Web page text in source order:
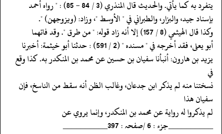
‏‏‏‏يتفرد به كما يأتي. والحديث قال المنذري (3 / 84 - 85) : " رواه أحمد
‏‏‏‏بإسناد جيد، والبزار، والطبراني في " الأوسط "، وزاد: (ويزوجهن) ".
‏‏‏‏وكذا قال الهيثمي (8 / 157) إلا أنه زاد قوله: " من طرق ". وقد فاتهما
‏‏‏‏أبو يعلى، فقد أخرجه في " مسنده " (2 / 591) : حدثنا أبو خيثمة: أخبرنا
‏‏‏‏يزيد بن هارون: أنبأنا سفيان بن حسين عن محمد بن المنكدر به. كذا وقع
في
‏‏‏‏نسختنا منه لم يذكر ابن جدعان، وغالب الظن أنه سقط من الناسخ، فإن
سفيان هذا
‏‏‏‏لم يذكروا له رواية عن محمد بن المنكدر، وإنما يروي عن
‏‏‏‏__________جزء : 6 /صفحہ : 397__________